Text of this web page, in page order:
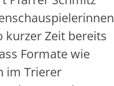
kurzer Zeit bereits
Formate wie
im Trierer